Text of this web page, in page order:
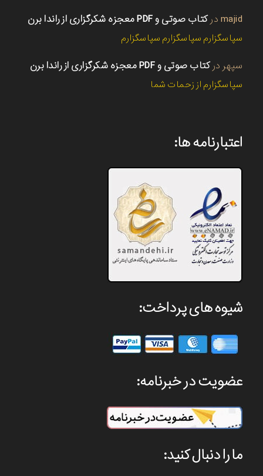
majid درکتاب صوتی و PDF معجزه شکرگزاری از راندا برن
سپاسگزارم سپاسگزارم سپاسگزارم
سپهر درکتاب صوتی و PDF معجزه شکرگزاری از راندا برن
سپاسگزارم از زحمات شما
اعتبارنامه ها:
شیوه های پرداخت:
عضویت در خبرنامه:
ما را دنبال کنید: